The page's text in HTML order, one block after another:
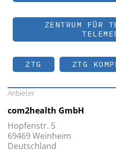
ZENTRUM FÜR
ZTG ZTG
Anbieter
com2health GmbH
Hopfenstr. 5
69469 Weinheim
Deutschland